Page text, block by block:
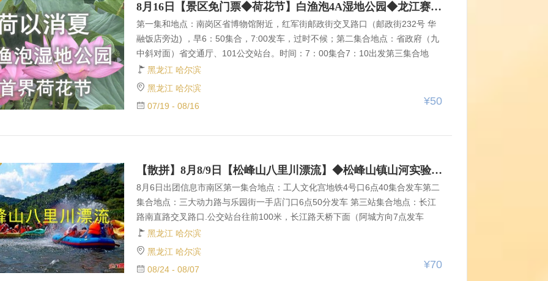
更多 8月16日【景区免门票◆荷花节】白渔泡4A湿地公园◆龙江赛里木湖◆圆满广场◆赠送服装拍照【50元含票+车+餐】
第一集和地点：南岗区省博物馆附近，红军街邮政街交叉路口（邮政街232号 华
融饭店旁边) ，早6：50集合，7:00发车，过时不候；第二集合地点：省政府（九
中斜对面）省交通厅、101公交站台。时间：7：00集合7：10出发第三集合地
点：乐松购物广场广汇电器门前天桥下。7：10集合7:20出发。第四集合地点：长
江路南直路交叉路口(往阿城方向，离路口一百米，人行天桥下)，时间：早7：30
黑龙江 哈尔滨
黑龙江 哈尔滨
07/19 - 08/16
¥50
【散拼】8月8/9日【松峰山八里川漂流】◆松峰山镇山河实验林场◆一日游【70元/车费+票+餐+保险】
8月6日出团信息市南区第一集合地点：工人文化宫地铁4号口6点40集合发车第二
集合地点：三大动力路与乐园街一手店门口6点50分发车 第三站集合地点：长江
路南直路交叉路口.公交站台往前100米，长江路天桥下面（阿城方向7点发车
2026新的漂流季节正式开幕为答谢会员长期支持对现场参与活动的队友均赠送
每人一份户外漂流意外伤害保险（需要填写正确姓名和身份证号）保额最高十万
元意外伤害一万元上限 第一集合地点：南岗区中山路工人文化宫地铁4号口6点3
0集合发车第二集合地点：香坊区三大动力路与乐园街交口一手店门口6点50分发
黑龙江 哈尔滨
黑龙江 哈尔滨
08/24 - 08/07
¥70